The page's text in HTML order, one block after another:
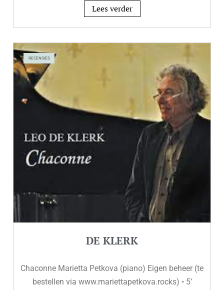
Lees verder
RECENSIES
DE KLERK
Chaconne Marietta Petkova (piano) Eigen beheer (te
bestellen via www.mariettapetkova.rocks) • 5’